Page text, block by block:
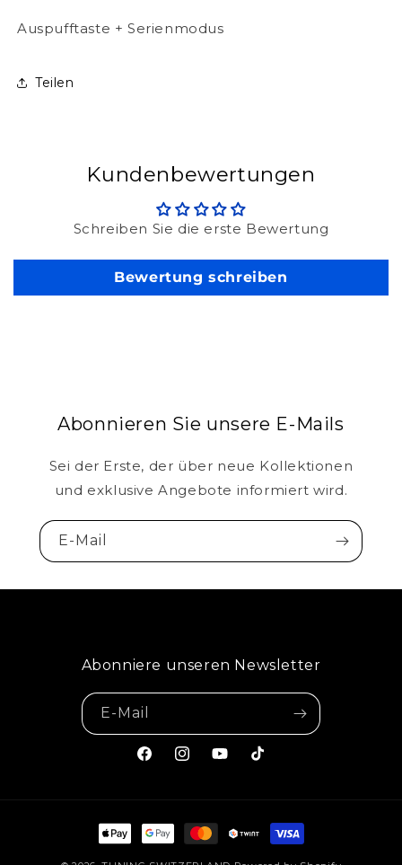
Auspufftaste + Serienmodus
Teilen
Kundenbewertungen
Schreiben Sie die erste Bewertung
Bewertung schreiben
Abonnieren Sie unsere E-Mails
Sei der Erste, der über neue Kollektionen
und exklusive Angebote informiert wird.
E-Mail
Abonniere unseren Newsletter
E-Mail
FacebookInstagramYouTubeTikTok
Zahlungsmethoden